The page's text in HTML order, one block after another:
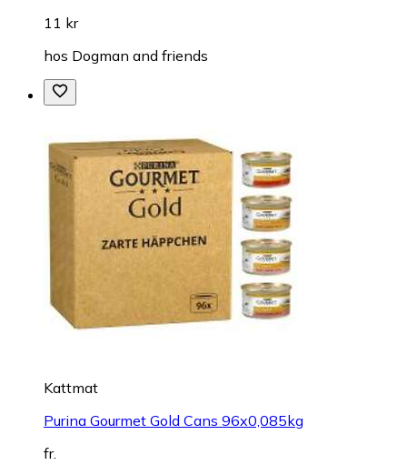
11 kr
hos Dogman and friends
Kattmat
Purina Gourmet Gold Cans 96x0,085kg
fr.